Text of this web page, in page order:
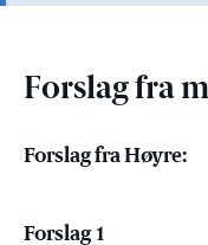
Forslag fra
Forslag fra Høyre:
Forslag 1